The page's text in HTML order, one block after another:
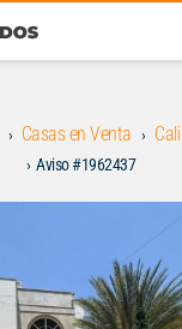
Casas en Venta Cali
Aviso #1962437